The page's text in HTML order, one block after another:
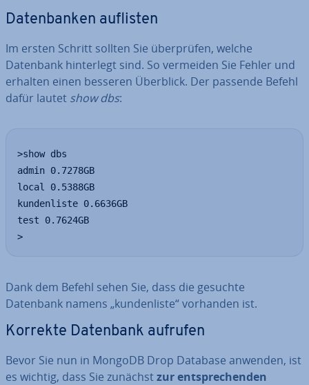
Da­ten­ban­ken auflisten
Im ersten Schritt sollten Sie über­prü­fen, welche
Datenbank hin­ter­legt sind. So vermeiden Sie Fehler und
erhalten einen besseren Überblick. Der passende Befehl
dafür lautet show dbs:
>show dbs
admin 0.7278GB
local 0.5388GB
kundenliste 0.6636GB
test 0.7624GB
>
Dank dem Befehl sehen Sie, dass die gesuchte
Datenbank namens „kun­den­lis­te“ vorhanden ist.
Korrekte Datenbank aufrufen
Bevor Sie nun in MongoDB Drop Database anwenden, ist
es wichtig, dass Sie zunächstzur ent­spre­chen­den